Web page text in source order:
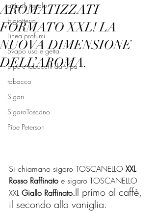
articoli regalo
bigiotteria
Linea profumi
Svapo usa e getta
pipe e tabacchi da pipa
tabacco
Sigari
SigaroToscano
Pipe Peterson
AROMATIZZATI
FORMATO XXL! LA
NUOVA DIMENSIONE
DELL’AROMA.
Si chiamano sigaro TOSCANELLO XXL
Rosso Raffinato e sigaro TOSCANELLO
XXL Giallo Raffinato.Il primo al caffè,
il secondo alla vaniglia.